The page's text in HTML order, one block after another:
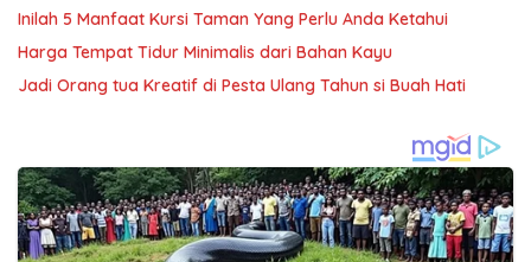
Inilah 5 Manfaat Kursi Taman Yang Perlu Anda Ketahui
Harga Tempat Tidur Minimalis dari Bahan Kayu
Jadi Orang tua Kreatif di Pesta Ulang Tahun si Buah Hati